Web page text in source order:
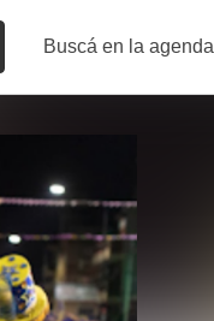
Buscá en la agenda